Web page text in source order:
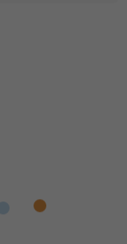
Agriturismo
l'Alto